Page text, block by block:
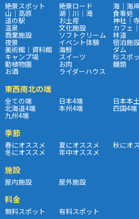
絶景スポット 絶景ロード 海｜海
山｜高原 湖｜川｜滝 食事処
道の駅 お土産 神社｜
温泉 文化施設 カフェ
商業施設 ソフトクリーム 林道
夜景 イベント体験 宿泊施
美術館｜資料館 海鮮 ダム
キャンプ場 スイーツ 珍スポ
動植物園 お肉 麺類
お酒 ライダーハウス
東西南北の端
全ての端 日本4端 日本本
北海道4端 本州4端 四国4端
九州4端
季節
春にオススメ 夏にオススメ 秋にオ
冬にオススメ 年中オススメ
施設
屋内施設 屋外施設
料金
無料スポット 有料スポット